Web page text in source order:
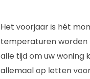
Het voorjaar is hét
temperaturen worden
alle tijd om uw woning
allemaal op letten